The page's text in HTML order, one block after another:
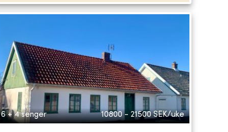
6 + 4 senger 10800 - 21500 SEK/uke